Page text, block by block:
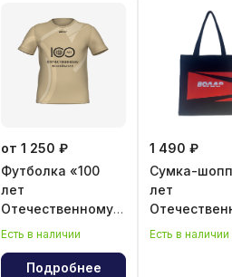
от 1 250 ₽
Футболка «100
лет
Отечественному
волейболу»
Есть в наличии
Подробнее
1 490 ₽
Сумка-
лет
волейболу
Есть в наличии